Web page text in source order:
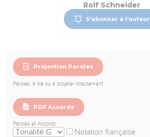
Rolf Schneider
S'abonner à l'auteur
Projection Paroles
Paroles, à lire ou à projeter directement
PDF Accords
Paroles et Accords
Notation française